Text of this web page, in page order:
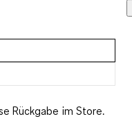
Rückgabe im Store.